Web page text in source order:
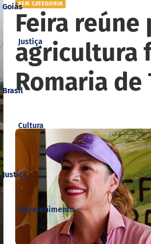
Justiça
Cultura
Entretenimento
Goiás
Brasil
Justiça
SEM CATEGORIA
Feira
agricultura
Romaria de